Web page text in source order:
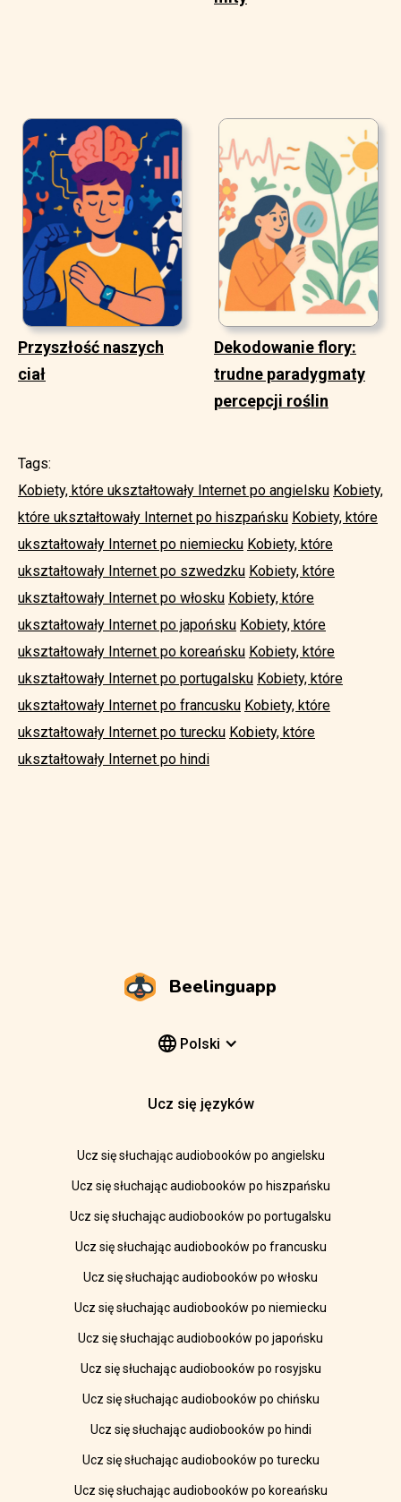
Przyszłość naszych
ciał
Dekodowanie flory:
trudne paradygmaty
percepcji roślin
Tags:
Kobiety, które ukształtowały Internet po angielsku Kobiety,
które ukształtowały Internet po hiszpańsku Kobiety, które
ukształtowały Internet po niemiecku Kobiety, które
ukształtowały Internet po szwedzku Kobiety, które
ukształtowały Internet po włosku Kobiety, które
ukształtowały Internet po japońsku Kobiety, które
ukształtowały Internet po koreańsku Kobiety, które
ukształtowały Internet po portugalsku Kobiety, które
ukształtowały Internet po francusku Kobiety, które
ukształtowały Internet po turecku Kobiety, które
ukształtowały Internet po hindi
Beelinguapp
Polski
Ucz się języków
Ucz się słuchając audiobooków po angielsku
Ucz się słuchając audiobooków po hiszpańsku
Ucz się słuchając audiobooków po portugalsku
Ucz się słuchając audiobooków po francusku
Ucz się słuchając audiobooków po włosku
Ucz się słuchając audiobooków po niemiecku
Ucz się słuchając audiobooków po japońsku
Ucz się słuchając audiobooków po rosyjsku
Ucz się słuchając audiobooków po chińsku
Ucz się słuchając audiobooków po hindi
Ucz się słuchając audiobooków po turecku
Ucz się słuchając audiobooków po koreańsku